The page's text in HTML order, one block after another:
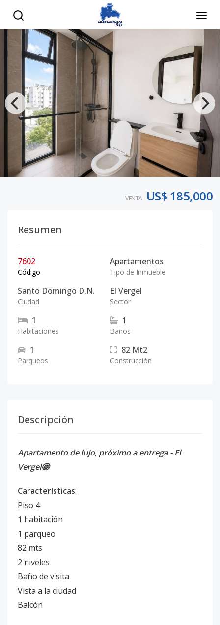
VENTA US$ 185,000
Resumen
7602
Código
Apartamentos
Tipo de Inmueble
Santo Domingo D.N.
Ciudad
El Vergel
Sector
1
Habitaciones
1
Baños
1
Parqueos
82 Mt2
Construcción
Descripción
Apartamento de lujo, próximo a entrega - El
Vergel🤩
Características:
Piso 4
1 habitación
1 parqueo
82 mts
2 niveles
Baño de visita
Vista a la ciudad
Balcón